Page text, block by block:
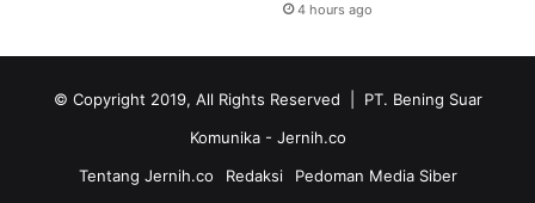
4 hours ago
© Copyright 2019, All Rights Reserved | PT. Bening Suar
Komunika - Jernih.co
Tentang Jernih.co
Redaksi Pedoman Media Siber